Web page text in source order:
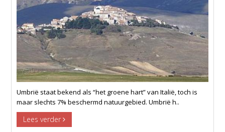
Umbrië staat bekend als “het groene hart” van Italië, toch is
maar slechts 7% beschermd natuurgebied. Umbrië h..
Lees verder